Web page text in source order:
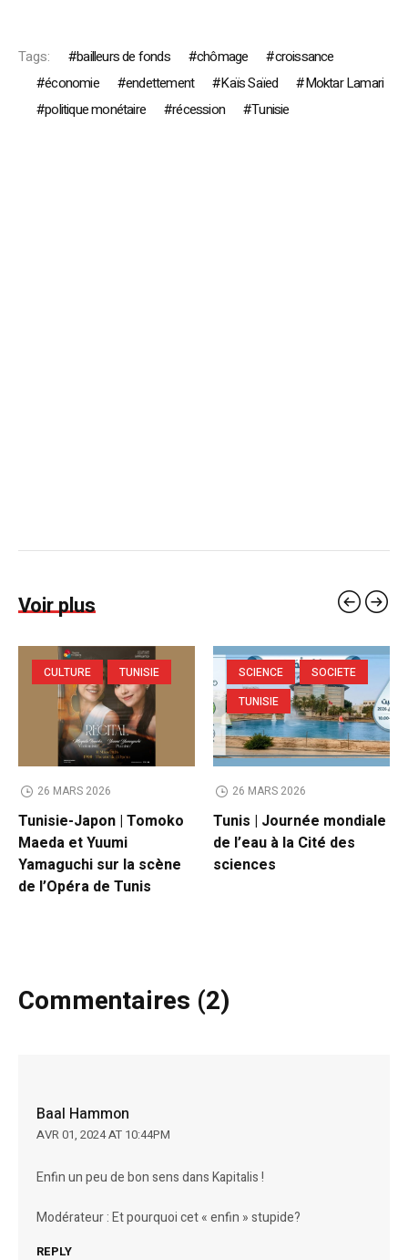
Tags: bailleurs de fonds chômage
croissance
économie
endettement Kaïs Saïed
Moktar Lamari
politique monétaire
récession Tunisie
Voir plus
CULTURE TUNISIE
26 MARS 2026
Tunisie-Japon | Tomoko
Maeda et Yuumi
Yamaguchi sur la scène
de l’Opéra de Tunis
SCIENCE
SOCIETE
TUNISIE
26 MARS 2026
Tunis | Journée mondiale
de l’eau à la Cité des
sciences
Commentaires (2)
Baal Hammon
AVR 01, 2024 AT 10:44PM
Enfin un peu de bon sens dans Kapitalis !
Modérateur : Et pourquoi cet « enfin » stupide?
REPLY